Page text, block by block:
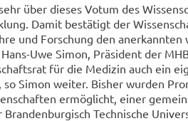
über die­ses Votum des
Damit be­stä­tigt der
und For­schung den
​Uwe Simon, Prä­si­dent der
für die Me­di­zin auch ein
Simon wei­ter. Bis­her wur­den
er­mög­licht, einer
Bran­den­bur­gisch Tech­ni­sche